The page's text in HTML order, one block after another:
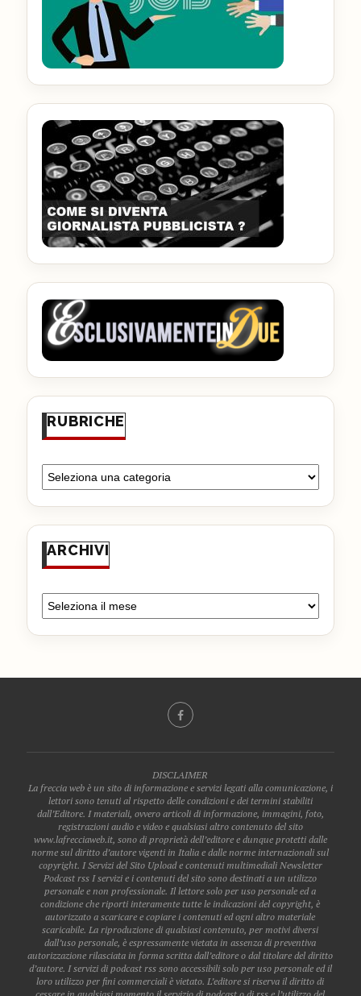
RUBRICHE
ARCHIVI
DISCLAIMER
La freccia web è un sito di informazione e servizi legati alla comunicazione, i
lettori sono tenuti al rispetto delle condizioni e dei termini stabiliti
dall’Editore. I materiali, ovvero articoli di informazione, immagini, foto,
registrazioni audio e video e qualsiasi altro contenuto del sito
www.lafrecciaweb.it, sono di proprietà dell’editore e dunque protetti dalle
norme sul diritto d’autore vigenti in Italia e dalle norme internazionali sul
copyright. I Servizi del Sito Upload e contenuti multimediali Newsletter
Podcast rss I servizi e i contenuti del sito sono destinati a un utilizzo
personale e non professionale. Il lettore solo per uso personale ed a
condizione che riporti interamente tutte le indicazioni del copyright, è
autorizzato a scaricare e copiare i contenuti ed ogni altro materiale
scaricabile. La riproduzione di qualsiasi contenuto, per motivi diversi
dall’uso personale, è espressamente vietata in assenza di preventiva
autorizzazione rilasciata in forma scritta dall’editore o dal titolare del diritto
d’autore. I servizi di podcast rss sono accessibili solo per uso personale ed il
loro utilizzo per fini commerciali è vietato. L’editore si riserva il diritto di